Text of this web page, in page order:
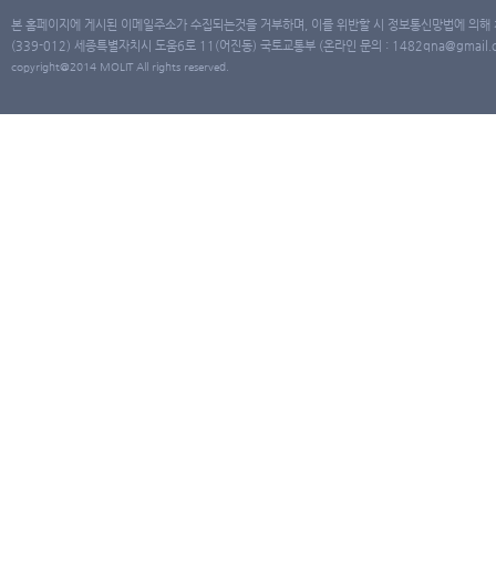
본 홈페이지에 게시된 이메일주소가 수집되는것을 거부하며, 이를 위반할 시 정보통신망법에 의
(339-012) 세종특별자치시 도움6로 11(어진동) 국토교통부 (온라인 문의 :
copyright@2014 MOLIT All rights reserved.